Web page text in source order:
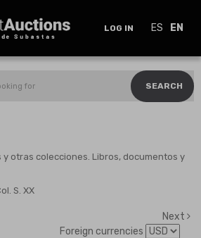
LOG IN ES EN
SEARCH
y otras colecciones. Libros, documentos y
S. XX
Next
Foreign currencies